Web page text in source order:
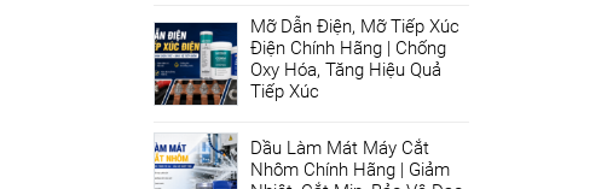
Mỡ Dẫn Điện, Mỡ Tiếp Xúc
Điện Chính Hãng | Chống
Oxy Hóa, Tăng Hiệu Quả
Tiếp Xúc
Dầu Làm Mát Máy Cắt
Nhôm Chính Hãng | Giảm